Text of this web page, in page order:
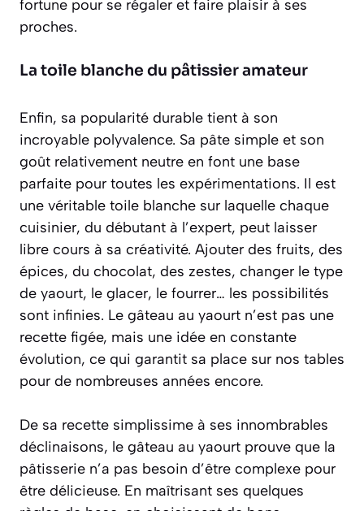
fortune pour se régaler et faire plaisir à ses
proches.
La toile blanche du pâtissier amateur
Enfin, sa popularité durable tient à son
incroyable polyvalence. Sa pâte simple et son
goût relativement neutre en font une base
parfaite pour toutes les expérimentations. Il est
une véritable toile blanche sur laquelle chaque
cuisinier, du débutant à l’expert, peut laisser
libre cours à sa créativité. Ajouter des fruits, des
épices, du chocolat, des zestes, changer le type
de yaourt, le glacer, le fourrer… les possibilités
sont infinies. Le gâteau au yaourt n’est pas une
recette figée, mais une idée en constante
évolution, ce qui garantit sa place sur nos tables
pour de nombreuses années encore.
De sa recette simplissime à ses innombrables
déclinaisons, le gâteau au yaourt prouve que la
pâtisserie n’a pas besoin d’être complexe pour
être délicieuse. En maîtrisant ses quelques